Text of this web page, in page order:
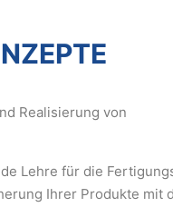
Realisierung von
Lehre für die
Ihrer Produkte mit